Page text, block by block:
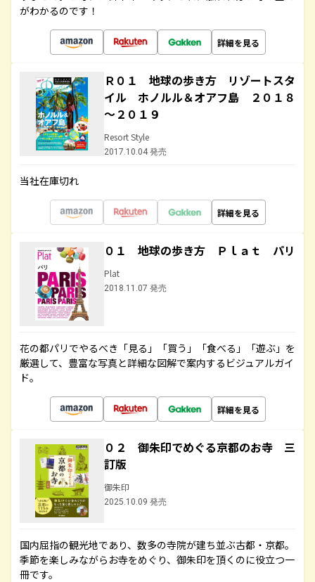
がわかるのです！
詳細を見る
Ｒ０１ 地球の歩き方 リゾートスタ
イル ホノルル＆オアフ島 ２０１８
～２０１９
Resort Style
2017.10.04 発売
当社在庫切れ
詳細を見る
０１ 地球の歩き方 Ｐｌａｔ パリ
Plat
2018.11.07 発売
花の都パリでやるべき「見る」「買う」「食べる」「遊ぶ」を
厳選して、豊富な写真と詳細な図解で案内するビジュアルガイ
ド。
詳細を見る
０２ 御朱印でめぐる京都のお寺 三
訂版
御朱印
2025.10.09 発売
国内屈指の観光地であり、数多の寺院が建ち並ぶ古都・京都。
季節を楽しみながらお寺をめぐり、御朱印を頂くのに役立つ一
冊です。